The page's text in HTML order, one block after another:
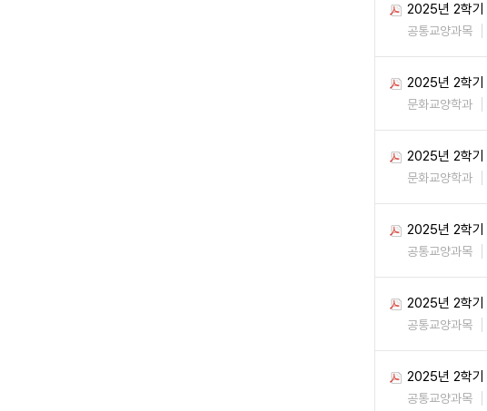
2025년 2학기
공통교양과목
2025년 2학기
문화교양학과
2025년 2학기
문화교양학과
2025년 2학기
공통교양과목
2025년 2학기
공통교양과목
2025년 2학기
공통교양과목